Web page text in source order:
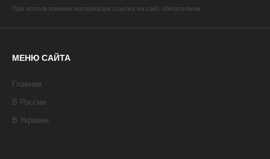
При использовании материалов ссылка на сайт обязательна.
МЕНЮ САЙТА
Главная
В России
В Украине